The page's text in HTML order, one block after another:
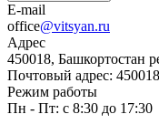
E-mail
office@vitsyan.ru
Адрес
450018, Башкортостан
Почтовый адрес:
Режим работы
Пн - Пт: с 8:30 до 17:30